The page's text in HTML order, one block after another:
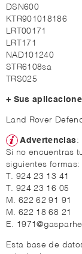
DSN600
KTR901018186
LRT00171
LRT171
NAD101240
STR6108sa
TRS025
+ Sus
Land Rover
Advertencias:
Si no encuentras
siguientes formas:
T. 924 23 13 41
T. 924 23 16 05
M. 622 62 91 91
M. 622 18 68 21
E.
Esta base de